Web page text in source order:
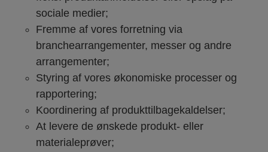
sociale medier;
Fremme af vores forretning via
branchearrangementer, messer og andre
arrangementer;
Styring af vores økonomiske processer og
rapportering;
Koordinering af produkttilbagekaldelser;
At levere de ønskede produkt- eller
materialeprøver;